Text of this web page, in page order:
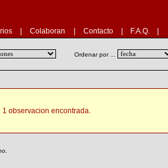
Colaboran Contacto F.A.Q.
Ordenar por ...
1 observacion encontrada.